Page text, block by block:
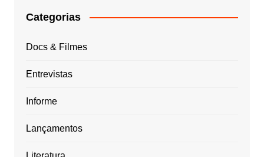
Categorias
Docs & Filmes
Entrevistas
Informe
Lançamentos